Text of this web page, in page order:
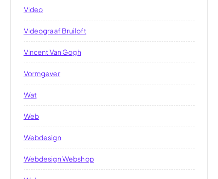
Video
Videograaf Bruiloft
Vincent Van Gogh
Vormgever
Wat
Web
Webdesign
Webdesign Webshop